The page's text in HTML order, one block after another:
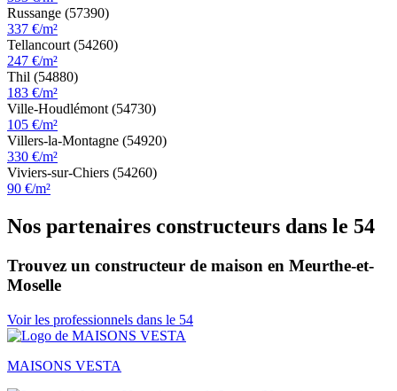
Russange (57390)
337 €/m²
Tellancourt (54260)
247 €/m²
Thil (54880)
183 €/m²
Ville-Houdlémont (54730)
105 €/m²
Villers-la-Montagne (54920)
330 €/m²
Viviers-sur-Chiers (54260)
90 €/m²
Nos partenaires constructeurs dans le 54
Trouvez un constructeur de maison en Meurthe-et-
Moselle
Voir les professionnels dans le 54
MAISONS VESTA